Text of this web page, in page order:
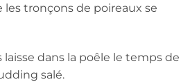
tronçons de poireaux se
laisse dans la poêle le temps de
salé.